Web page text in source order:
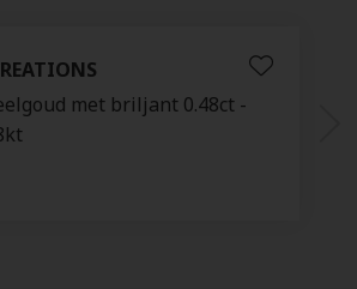
met briljant 0.48ct -